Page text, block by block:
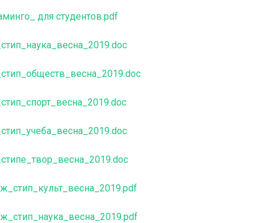
для студентов.pdf